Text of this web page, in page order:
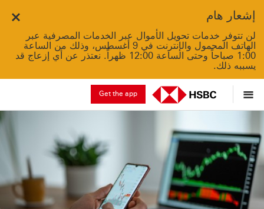
إشعار هام
Close
لن تتوفر خدمات تحويل الأموال عبر الخدمات المصرفية عبر
الهاتف المحمول والإنترنت في 9 أغسطس، وذلك من الساعة
1:00 صباحاً وحتى الساعة 12:00 ظهراً. نعتذر عن أي إزعاج قد
يسببه ذلك.
Get the app